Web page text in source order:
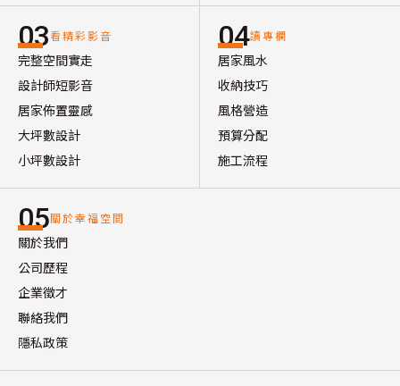
03看精彩影音
完整空間實走
設計師短影音
居家佈置靈感
大坪數設計
小坪數設計
04讀專欄
居家風水
收納技巧
風格營造
預算分配
施工流程
05關於幸福空間
關於我們
公司歷程
企業徵才
聯絡我們
隱私政策